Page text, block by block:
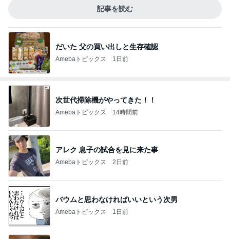
記事を読む
だいた 父の買い出しと生存確認
Amebaトピックス 1日前
次世代掃除機がやってきた！！
Amebaトピックス 14時間前
アレク 息子の試合を見に来た事
Amebaトピックス 2日前
バウムと思わなければいいという次男
Amebaトピックス 1日前